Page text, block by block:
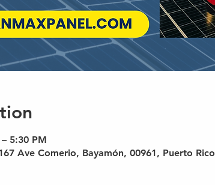
5:30 PM
Ave Comerio, Bayamón, 00961, Puerto Rico